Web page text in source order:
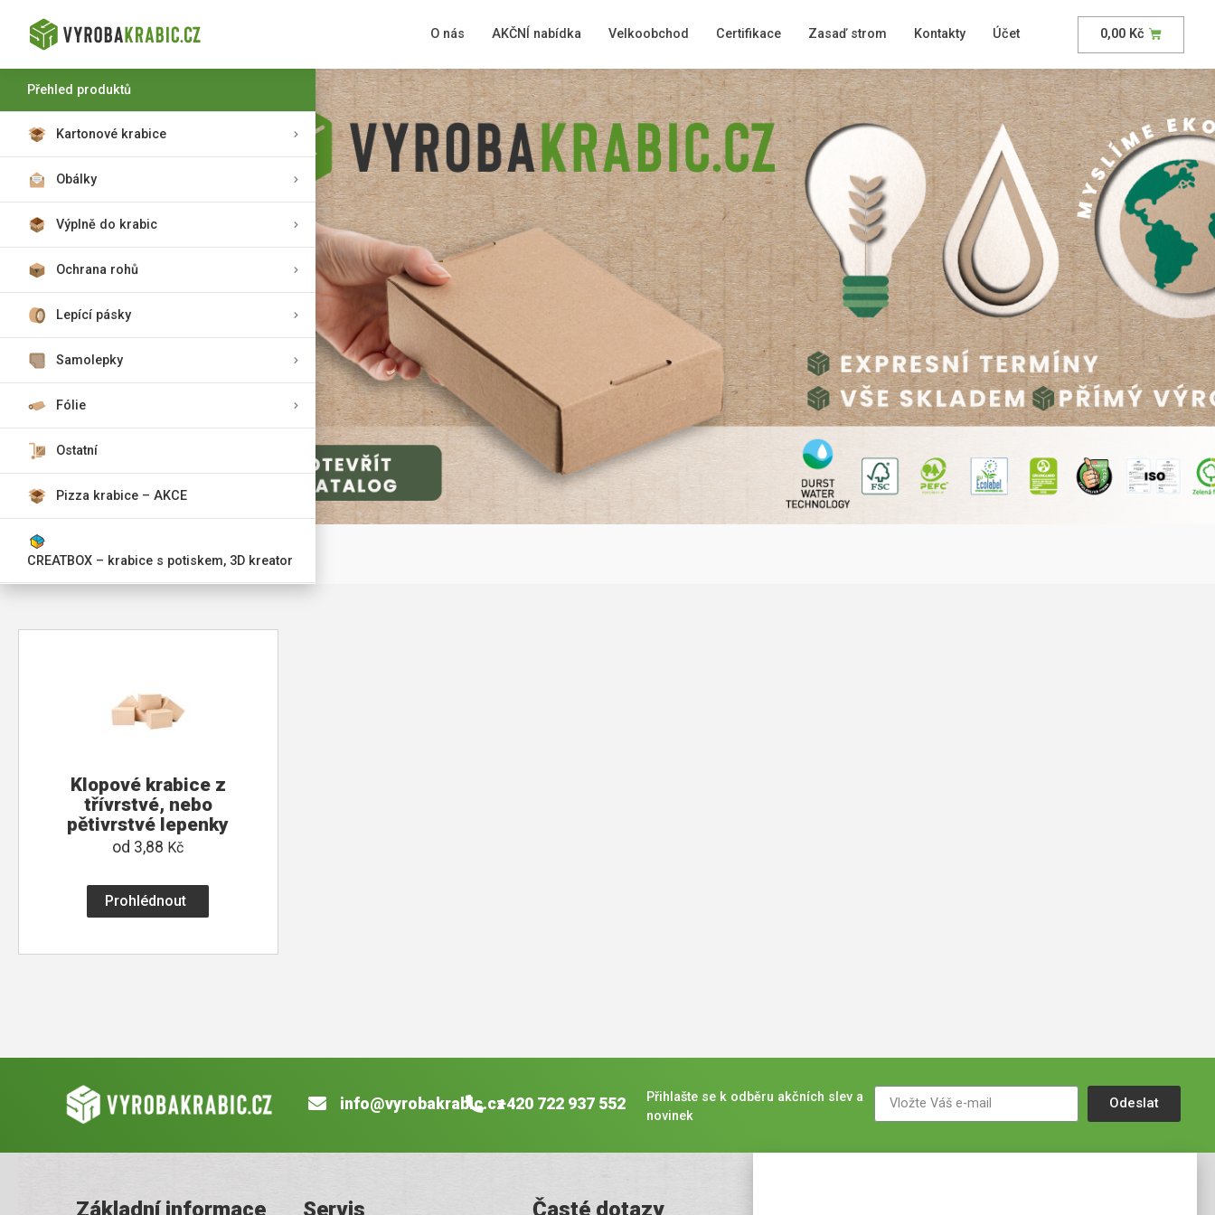
O nás AKČNÍ nabídka Velkoobchod Certifikace Zasaď strom Kontakty Účet 0,00 Kč
Přehled produktů
Kartonové krabice
Obálky
Výplně do krabic
Ochrana rohů
Lepící pásky
Samolepky
Fólie
Ostatní
Pizza krabice – AKCE
CREATBOX – krabice s potiskem, 3D kreator
Klopové krabice z
třívrstvé, nebo
pětivrstvé lepenky
od 3,88 Kč
Prohlédnout
info@vyrobakrabic.cz+420 722 937 552
Přihlašte se k odběru akčních slev a
novinek
Odeslat
Základní informace Servis Časté dotazy